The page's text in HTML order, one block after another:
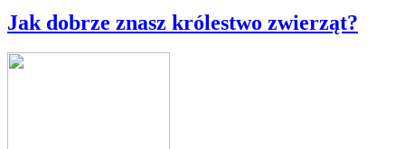
Jak dobrze znasz królestwo zwierząt?